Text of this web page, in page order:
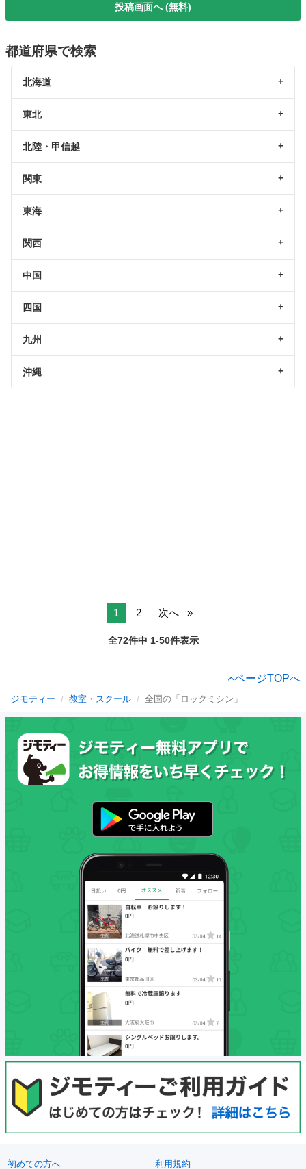
投稿画面へ (無料)
都道府県で検索
北海道
東北
北陸・甲信越
関東
東海
関西
中国
四国
九州
沖縄
1 2 次へ
全72件中 1-50件表示
ページTOPへ
ジモティー 教室・スクール 全国の「ロックミシン」
初めての方へ 利用規約